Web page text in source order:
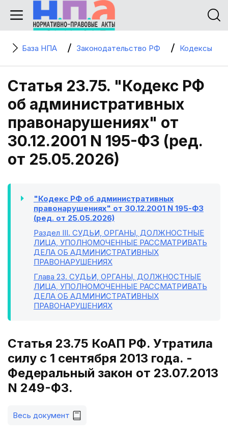
База НПА Законодательство РФ Кодексы
Статья 23.75. "Кодекс РФ
об административных
правонарушениях" от
30.12.2001 N 195-ФЗ (ред.
от 25.05.2026)
"Кодекс РФ об административных
правонарушениях" от 30.12.2001 N 195-ФЗ
(ред. от 25.05.2026)
Раздел III. СУДЬИ, ОРГАНЫ, ДОЛЖНОСТНЫЕ
ЛИЦА, УПОЛНОМОЧЕННЫЕ РАССМАТРИВАТЬ
ДЕЛА ОБ АДМИНИСТРАТИВНЫХ
ПРАВОНАРУШЕНИЯХ
Глава 23. СУДЬИ, ОРГАНЫ, ДОЛЖНОСТНЫЕ
ЛИЦА, УПОЛНОМОЧЕННЫЕ РАССМАТРИВАТЬ
ДЕЛА ОБ АДМИНИСТРАТИВНЫХ
ПРАВОНАРУШЕНИЯХ
Статья 23.75 КоАП РФ. Утратила
силу с 1 сентября 2013 года. -
Федеральный закон от 23.07.2013
N 249-ФЗ.
Весь документ